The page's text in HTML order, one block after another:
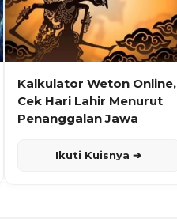
Kalkulator Weton Online,
Cek Hari Lahir Menurut
Penanggalan Jawa
Ikuti Kuisnya ➔